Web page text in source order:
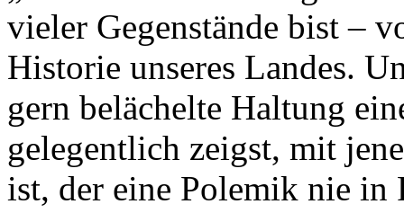
vieler Gegenstände bist –
Historie unseres Landes.
gern belächelte Haltung
gelegentlich zeigst, mit
ist, der eine Polemik nie in